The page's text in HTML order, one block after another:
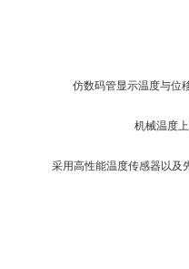
仿数码管显示温度与位
机械温度上
采用高性能温度传感器以及